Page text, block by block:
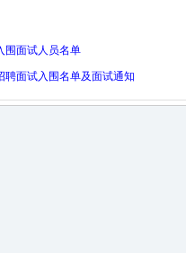
围面试人员名单
聘面试入围名单及面试通知